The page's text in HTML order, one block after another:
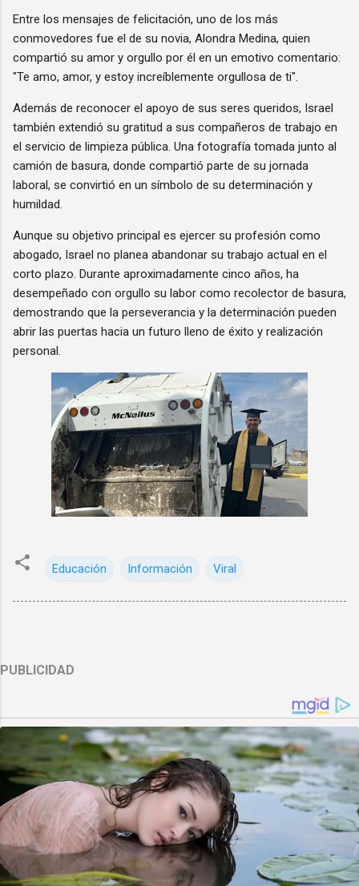
Entre los mensajes de felicitación, uno de los más
conmovedores fue el de su novia, Alondra Medina, quien
compartió su amor y orgullo por él en un emotivo comentario:
"Te amo, amor, y estoy increíblemente orgullosa de ti".
Además de reconocer el apoyo de sus seres queridos, Israel
también extendió su gratitud a sus compañeros de trabajo en
el servicio de limpieza pública. Una fotografía tomada junto al
camión de basura, donde compartió parte de su jornada
laboral, se convirtió en un símbolo de su determinación y
humildad.
Aunque su objetivo principal es ejercer su profesión como
abogado, Israel no planea abandonar su trabajo actual en el
corto plazo. Durante aproximadamente cinco años, ha
desempeñado con orgullo su labor como recolector de basura,
demostrando que la perseverancia y la determinación pueden
abrir las puertas hacia un futuro lleno de éxito y realización
personal.
Educación Información Viral
PUBLICIDAD